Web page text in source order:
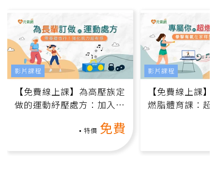
【免費線上課】為高壓族定
做的運動紓壓處方：加入行
特價 免費
影片課程
【免費線上課
燃脂體育課：超
影片課程